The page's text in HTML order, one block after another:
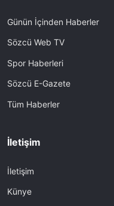
Günün İçinden Haberler
Sözcü Web TV
Spor Haberleri
Sözcü E-Gazete
Tüm Haberler
İletişim
İletişim
Künye